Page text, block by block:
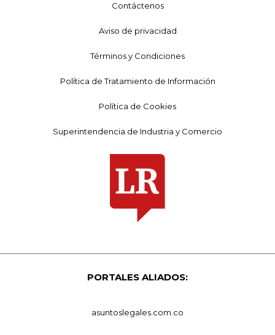
Contáctenos
Aviso de privacidad
Términos y Condiciones
Política de Tratamiento de Información
Política de Cookies
Superintendencia de Industria y Comercio
PORTALES ALIADOS:
asuntoslegales.com.co